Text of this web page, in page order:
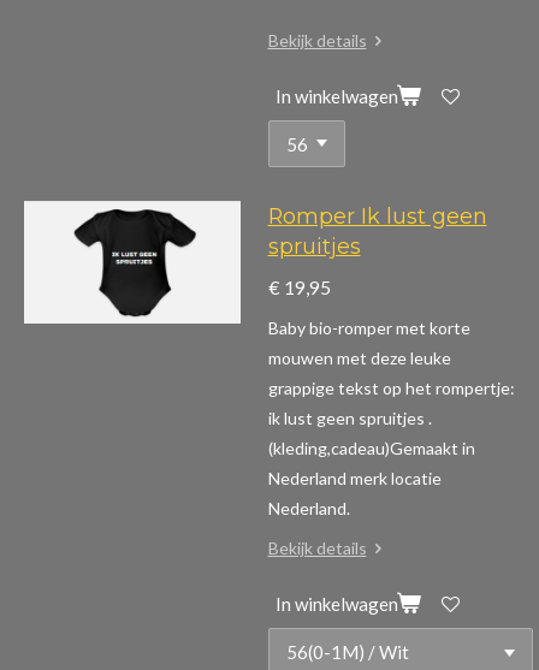
Bekijk details
In winkelwagen
Romper Ik lust geen
spruitjes
€ 19,95
Baby bio-romper met korte
mouwen met deze leuke
grappige tekst op het rompertje:
ik lust geen spruitjes .
(kleding,cadeau)Gemaakt in
Nederland merk locatie
Nederland.
Bekijk details
In winkelwagen